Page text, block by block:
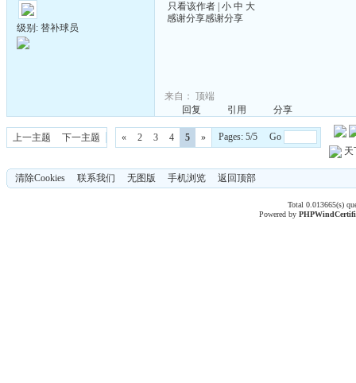
级别: 替补球员
只看该作者 小 中 大
感谢分享感谢分享
来自： 顶端
回复
引用 分享
上一主题 下一主题 « 2 3 4 5 »
Pages: 5/5 Go
天
清除Cookies 联系我们 无图版 手机浏览 返回顶部
Total 0.013665(s)
Powered byPHPWind